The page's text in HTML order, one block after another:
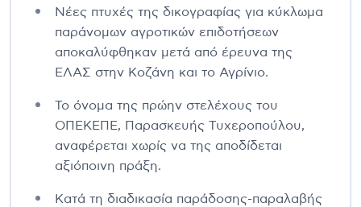
Νέες πτυχές της δικογραφίας για κύκλωμα
παράνομων αγροτικών επιδοτήσεων
αποκαλύφθηκαν μετά από έρευνα της
ΕΛΑΣ στην Κοζάνη και το Αγρίνιο.
Το όνομα της πρώην στελέχους του
ΟΠΕΚΕΠΕ, Παρασκευής Τυχεροπούλου,
αναφέρεται χωρίς να της αποδίδεται
αξιόποινη πράξη.
Κατά τη διαδικασία παράδοσης-παραλαβής